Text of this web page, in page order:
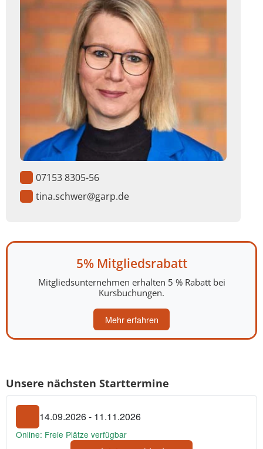
07153 8305-56
tina.schwer@garp.de
5% Mitgliedsrabatt
Mitgliedsunternehmen erhalten 5 % Rabatt bei
Kursbuchungen.
Mehr erfahren
Unsere nächsten Starttermine
14.09.2026 - 11.11.2026
Online: Freie Plätze verfügbar